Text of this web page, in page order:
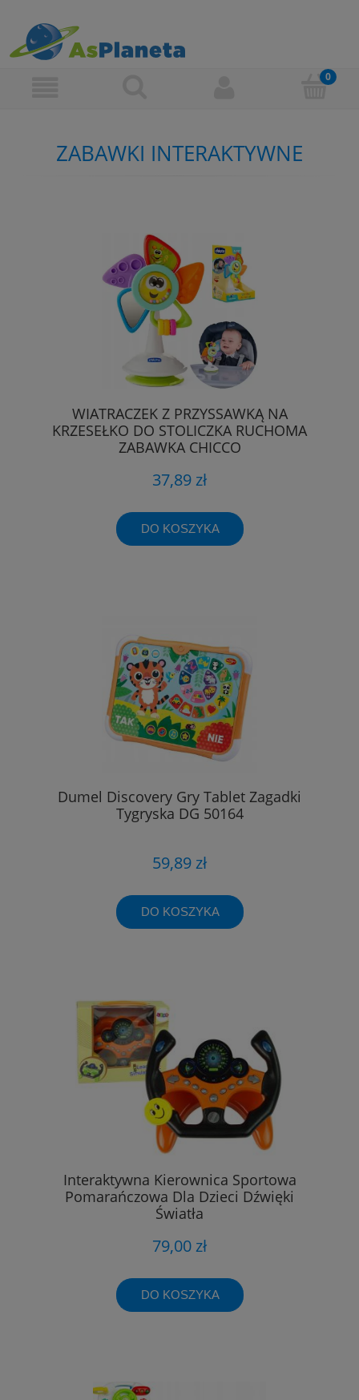
ZABAWKI INTERAKTYWNE
WIATRACZEK Z PRZYSSAWKĄ NA
KRZESEŁKO DO STOLICZKA RUCHOMA
ZABAWKA CHICCO
37,89 zł
DO KOSZYKA
Dumel Discovery Gry Tablet Zagadki
Tygryska DG 50164
59,89 zł
DO KOSZYKA
Interaktywna Kierownica Sportowa
Pomarańczowa Dla Dzieci Dźwięki
Światła
79,00 zł
DO KOSZYKA